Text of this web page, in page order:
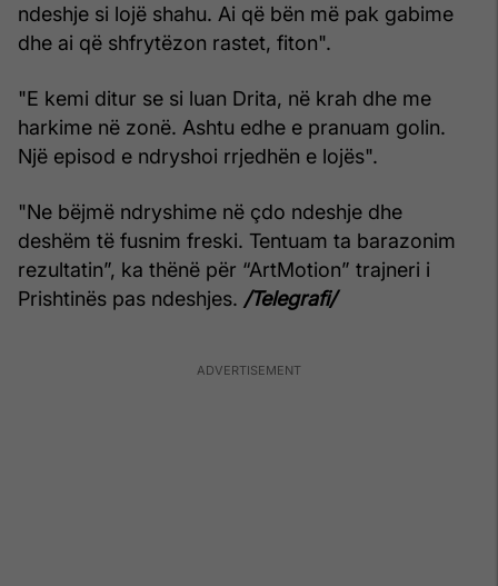
ndeshje si lojë shahu. Ai që bën më pak gabime
dhe ai që shfrytëzon rastet, fiton".
"E kemi ditur se si luan Drita, në krah dhe me
harkime në zonë. Ashtu edhe e pranuam golin.
Një episod e ndryshoi rrjedhën e lojës".
"Ne bëjmë ndryshime në çdo ndeshje dhe
deshëm të fusnim freski. Tentuam ta barazonim
rezultatin”, ka thënë për “ArtMotion” trajneri i
Prishtinës pas ndeshjes. /Telegrafi/